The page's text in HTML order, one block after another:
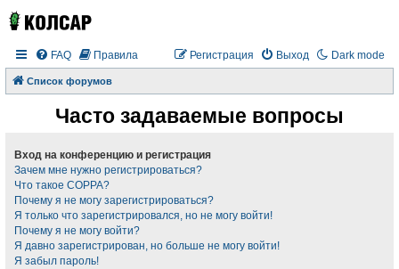
Dark mode
FAQ Правила Выход
Регистрация
Список форумов
Часто задаваемые вопросы
Вход на конференцию и регистрация
Зачем мне нужно регистрироваться?
Что такое COPPA?
Почему я не могу зарегистрироваться?
Я только что зарегистрировался, но не могу войти!
Почему я не могу войти?
Я давно зарегистрирован, но больше не могу войти!
Я забыл пароль!